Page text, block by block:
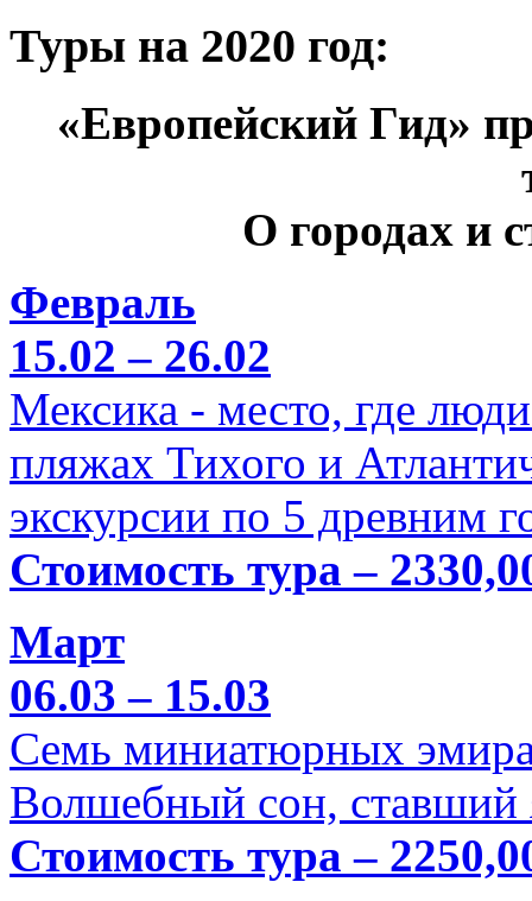
Туры на 2020 год:
«Европейский Гид»
О городах и
Февраль
15.02 – 26.02
Мексика - место, где
пляжах Тихого и
экскурсии по 5 древним
Стоимость тура –
Март
06.03 – 15.03
Семь миниатюрных
Волшебный сон, ставший
Стоимость тура –